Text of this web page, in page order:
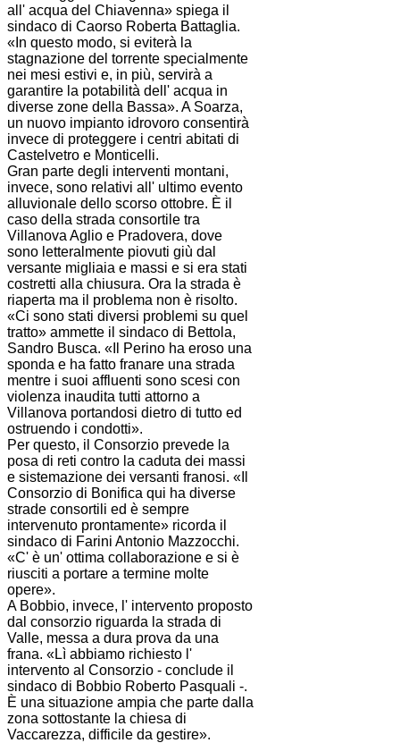
all' acqua del Chiavenna» spiega il
sindaco di Caorso Roberta Battaglia.
«In questo modo, si eviterà la
stagnazione del torrente specialmente
nei mesi estivi e, in più, servirà a
garantire la potabilità dell' acqua in
diverse zone della Bassa». A Soarza,
un nuovo impianto idrovoro consentirà
invece di proteggere i centri abitati di
Castelvetro e Monticelli.
Gran parte degli interventi montani,
invece, sono relativi all' ultimo evento
alluvionale dello scorso ottobre. È il
caso della strada consortile tra
Villanova Aglio e Pradovera, dove
sono letteralmente piovuti giù dal
versante migliaia e massi e si era stati
costretti alla chiusura. Ora la strada è
riaperta ma il problema non è risolto.
«Ci sono stati diversi problemi su quel
tratto» ammette il sindaco di Bettola,
Sandro Busca. «Il Perino ha eroso una
sponda e ha fatto franare una strada
mentre i suoi affluenti sono scesi con
violenza inaudita tutti attorno a
Villanova portandosi dietro di tutto ed
ostruendo i condotti».
Per questo, il Consorzio prevede la
posa di reti contro la caduta dei massi
e sistemazione dei versanti franosi. «Il
Consorzio di Bonifica qui ha diverse
strade consortili ed è sempre
intervenuto prontamente» ricorda il
sindaco di Farini Antonio Mazzocchi.
«C' è un' ottima collaborazione e si è
riusciti a portare a termine molte
opere».
A Bobbio, invece, l' intervento proposto
dal consorzio riguarda la strada di
Valle, messa a dura prova da una
frana. «Lì abbiamo richiesto l'
intervento al Consorzio - conclude il
sindaco di Bobbio Roberto Pasquali -.
È una situazione ampia che parte dalla
zona sottostante la chiesa di
Vaccarezza, difficile da gestire».